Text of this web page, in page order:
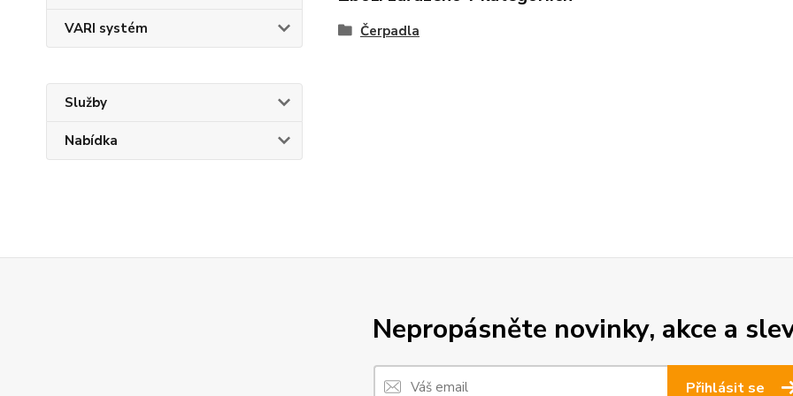
VARI systém
Služby
Nabídka
Čerpadla
Nepropásněte novinky, akce a
Přihlásit se